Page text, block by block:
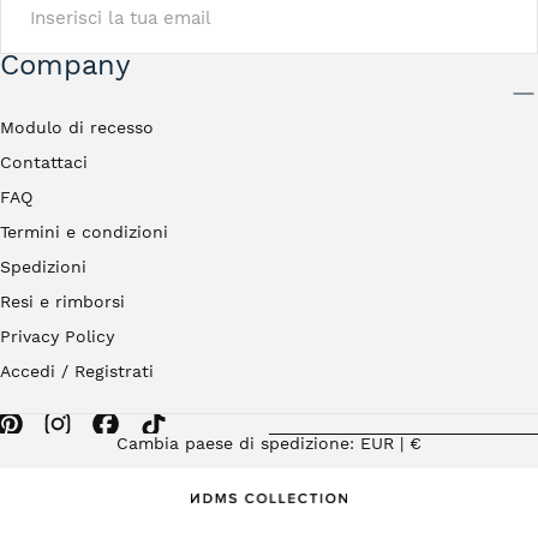
Company
Modulo di recesso
Contattaci
FAQ
Termini e condizioni
Spedizioni
Resi e rimborsi
Privacy Policy
Accedi / Registrati
Cambia paese di spedizione: EUR | €